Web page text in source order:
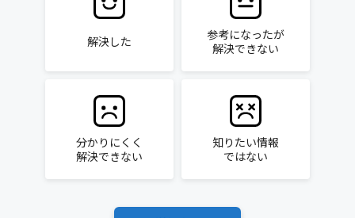
解決した
参考になったが
解決できない
分かりにくく
解決できない
知りたい情報
ではない